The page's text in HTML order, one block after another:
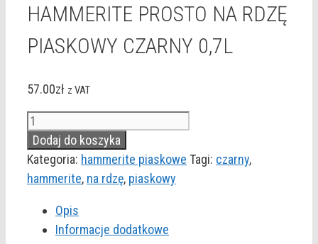
HAMMERITE PROSTO NA RDZĘ
PIASKOWY CZARNY 0,7L
57.00zł z VAT
ilość
HAMMERITE
PROSTO
NA
PIASKOWY
CZARNY
Dodaj do koszyka
Kategoria: hammerite piaskowe Tagi: czarny,
hammerite, na rdzę, piaskowy
Opis
Informacje dodatkowe